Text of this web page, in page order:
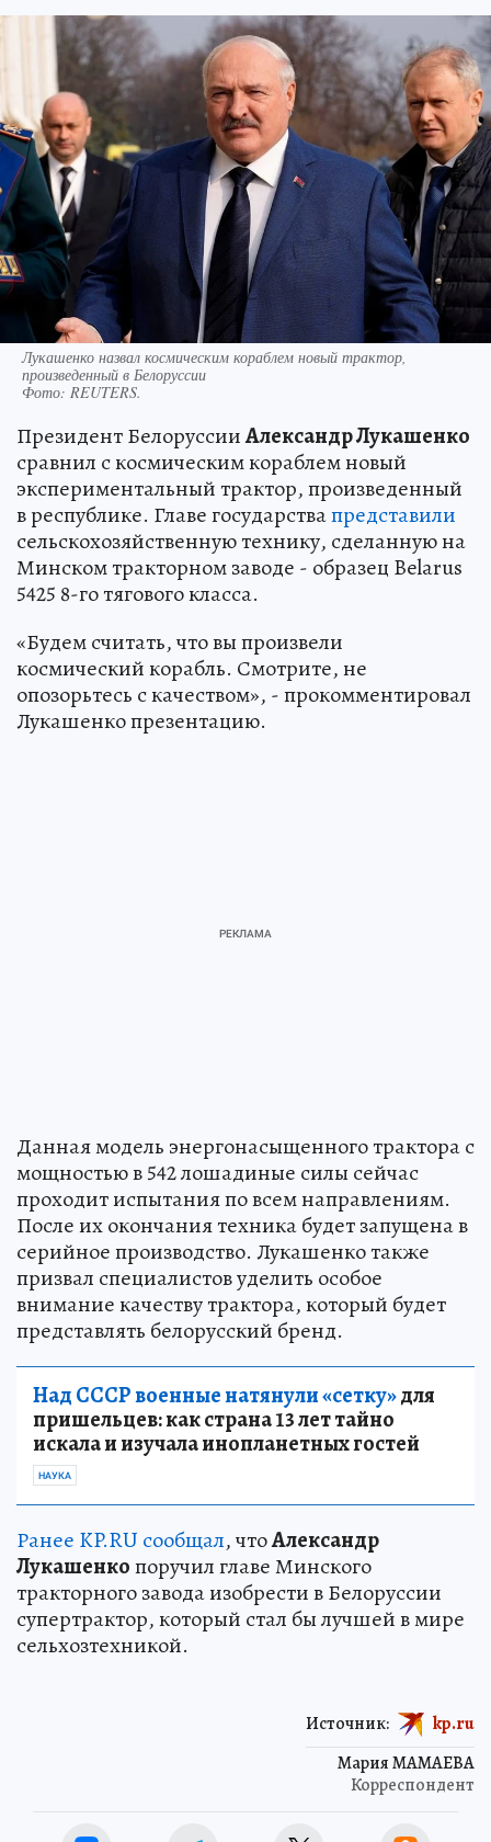
Лукашенко назвал космическим кораблем новый трактор,
произведенный в Белоруссии
Фото: REUTERS.
Президент БелоруссииАлександр Лукашенко
сравнил с космическим кораблем новый
экспериментальный трактор, произведенный
в республике. Главе государствапредставили
сельскохозяйственную технику, сделанную на
Минском тракторном заводе - образец Belarus
5425 8-го тягового класса.
«Будем считать, что вы произвели
космический корабль. Смотрите, не
опозорьтесь с качеством», - прокомментировал
Лукашенко презентацию.
Данная модель энергонасыщенного трактора с
мощностью в 542 лошадиные силы сейчас
проходит испытания по всем направлениям.
После их окончания техника будет запущена в
серийное производство. Лукашенко также
призвал специалистов уделить особое
внимание качеству трактора, который будет
представлять белорусский бренд.
Над СССР военные натянули «сетку»для
пришельцев: как страна 13 лет тайно
искала и изучала инопланетных гостей
НАУКА
Ранее KP.RU сообщал, чтоАлександр
Лукашенкопоручил главе Минского
тракторного завода изобрести в Белоруссии
супертрактор, который стал бы лучшей в мире
сельхозтехникой.
Мария МАМАЕВА
Корреспондент
Источник: kp.ru